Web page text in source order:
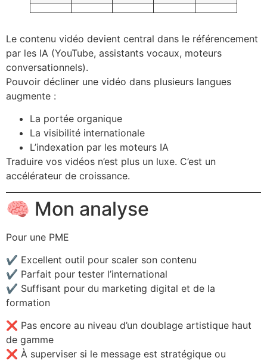
Le contenu vidéo devient central dans le référencement
par les IA (YouTube, assistants vocaux, moteurs
conversationnels).
Pouvoir décliner une vidéo dans plusieurs langues
augmente :
La portée organique
La visibilité internationale
L’indexation par les moteurs IA
Traduire vos vidéos n’est plus un luxe. C’est un
accélérateur de croissance.
🧠 Mon analyse
Pour une PME
✔️ Excellent outil pour scaler son contenu
✔️ Parfait pour tester l’international
✔️ Suffisant pour du marketing digital et de la
formation
❌ Pas encore au niveau d’un doublage artistique haut
de gamme
❌ À superviser si le message est stratégique ou